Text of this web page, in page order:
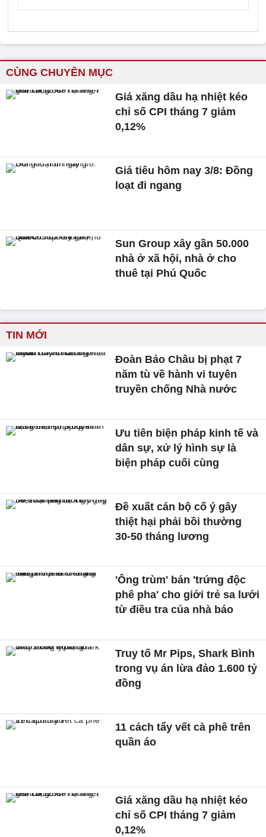
CÙNG CHUYÊN MỤC
Giá xăng dầu hạ nhiệt kéo
chỉ số CPI tháng 7 giảm
0,12%
Giá tiêu hôm nay 3/8: Đồng
loạt đi ngang
Sun Group xây gần 50.000
nhà ở xã hội, nhà ở cho
thuê tại Phú Quốc
TIN MỚI
Đoàn Bảo Châu bị phạt 7
năm tù về hành vi tuyên
truyền chống Nhà nước
Ưu tiên biện pháp kinh tế và
dân sự, xử lý hình sự là
biện pháp cuối cùng
Đề xuất cán bộ cố ý gây
thiệt hại phải bồi thường
30-50 tháng lương
'Ông trùm' bán 'trứng độc
phê pha' cho giới trẻ sa lưới
từ điều tra của nhà báo
Truy tố Mr Pips, Shark Bình
trong vụ án lừa đảo 1.600 tỷ
đồng
11 cách tẩy vết cà phê trên
quần áo
Giá xăng dầu hạ nhiệt kéo
chỉ số CPI tháng 7 giảm
0,12%